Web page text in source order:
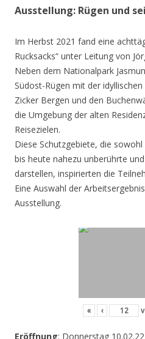
Ausstellung: Rügen und
Im Herbst 2021 fand eine
Rucksacks“ unter Leitung von
Neben dem Nationalpark
Südost-Rügen mit der
Zicker Bergen und den
die Umgebung der alten
Reisezielen.
Diese Schutzgebiete, die
bis heute nahezu unberührte
darstellen, inspirierten die
Eine Auswahl der
Ausstellung.
« ‹
Eröffnung: Donnerstag